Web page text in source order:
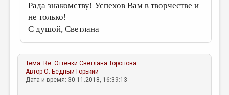
Рада знакомству! Успехов Вам в творчестве и
не только!
С душой, Светлана
Тема: Re: Оттенки Светлана Торопова
АвторО. Бедный-Горький
Дата и время: 30.11.2018, 16:39:13